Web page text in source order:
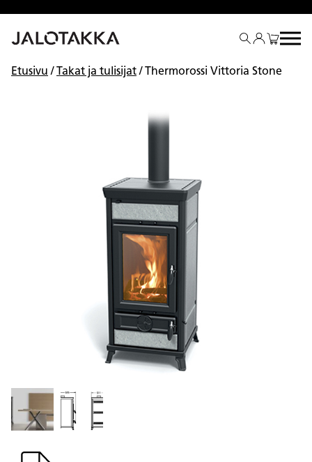
Etusivu /Takat ja tulisijat/ Thermorossi Vittoria Stone